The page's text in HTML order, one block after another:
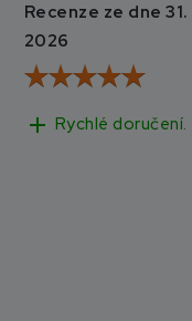
Recenze ze dne 31.
2026
add Rychlé doručení.